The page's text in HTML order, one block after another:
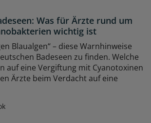
Was für Ärzte rund um
wichtig ist
Blaualgen“ – diese Warnhinweise
Badeseen zu finden. Welche
auf eine Vergiftung mit Cyanotoxinen
Ärzte beim Verdacht auf eine